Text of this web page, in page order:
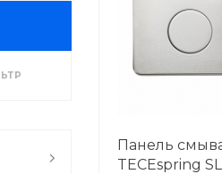
Панель
TECEspring